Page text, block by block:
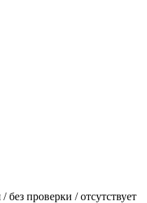
без проверки / отсутствует